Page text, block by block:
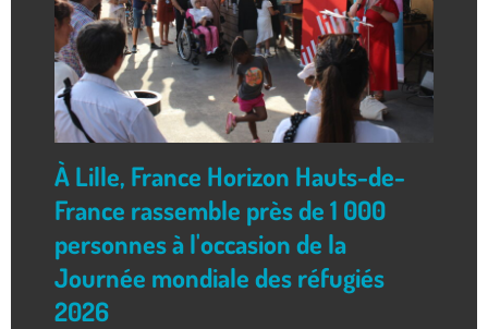
À Lille, France Horizon Hauts-de-
France rassemble près de 1 000
personnes à l'occasion de la
Journée mondiale des réfugiés
2026